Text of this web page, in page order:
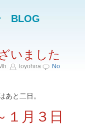
BLOG
いました
toyohira
No
あと二日。
１月３日